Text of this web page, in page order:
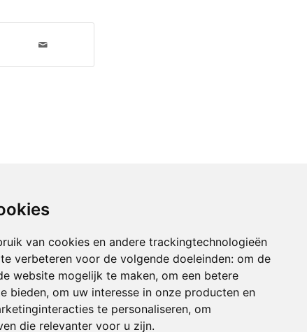
van cookies en andere trackingtechnologieën
verbeteren voor de volgende doeleinden: om de
website mogelijk te maken, om een betere
bieden, om uw interesse in onze producten en
te personaliseren, om
die relevanter voor u zijn.